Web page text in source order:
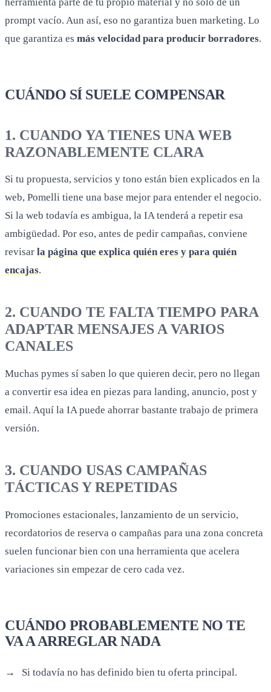
prompt vacío. Aun así, eso no garantiza buen marketing. Lo
que garantiza es más velocidad para producir borradores.
CUÁNDO SÍ SUELE COMPENSAR
1. CUANDO YA TIENES UNA WEB
RAZONABLEMENTE CLARA
Si tu propuesta, servicios y tono están bien explicados en la
web, Pomelli tiene una base mejor para entender el negocio.
Si la web todavía es ambigua, la IA tenderá a repetir esa
ambigüedad. Por eso, antes de pedir campañas, conviene
revisar la página que explica quién eres y para quién
encajas.
2. CUANDO TE FALTA TIEMPO PARA
ADAPTAR MENSAJES A VARIOS
CANALES
Muchas pymes sí saben lo que quieren decir, pero no llegan
a convertir esa idea en piezas para landing, anuncio, post y
email. Aquí la IA puede ahorrar bastante trabajo de primera
versión.
3. CUANDO USAS CAMPAÑAS
TÁCTICAS Y REPETIDAS
Promociones estacionales, lanzamiento de un servicio,
recordatorios de reserva o campañas para una zona concreta
suelen funcionar bien con una herramienta que acelera
variaciones sin empezar de cero cada vez.
CUÁNDO PROBABLEMENTE NO TE
VA A ARREGLAR NADA
Si todavía no has definido bien tu oferta principal.